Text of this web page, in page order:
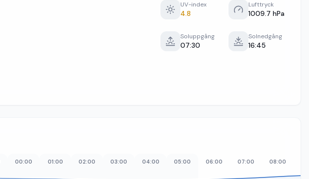
UV-index
4.8
Lufttryck
1009.7 hPa
Soluppgång
07:30
Solnedgång
16:45
00:00 01:00 02:00 03:00 04:00 05:00 06:00 07:00 08:00